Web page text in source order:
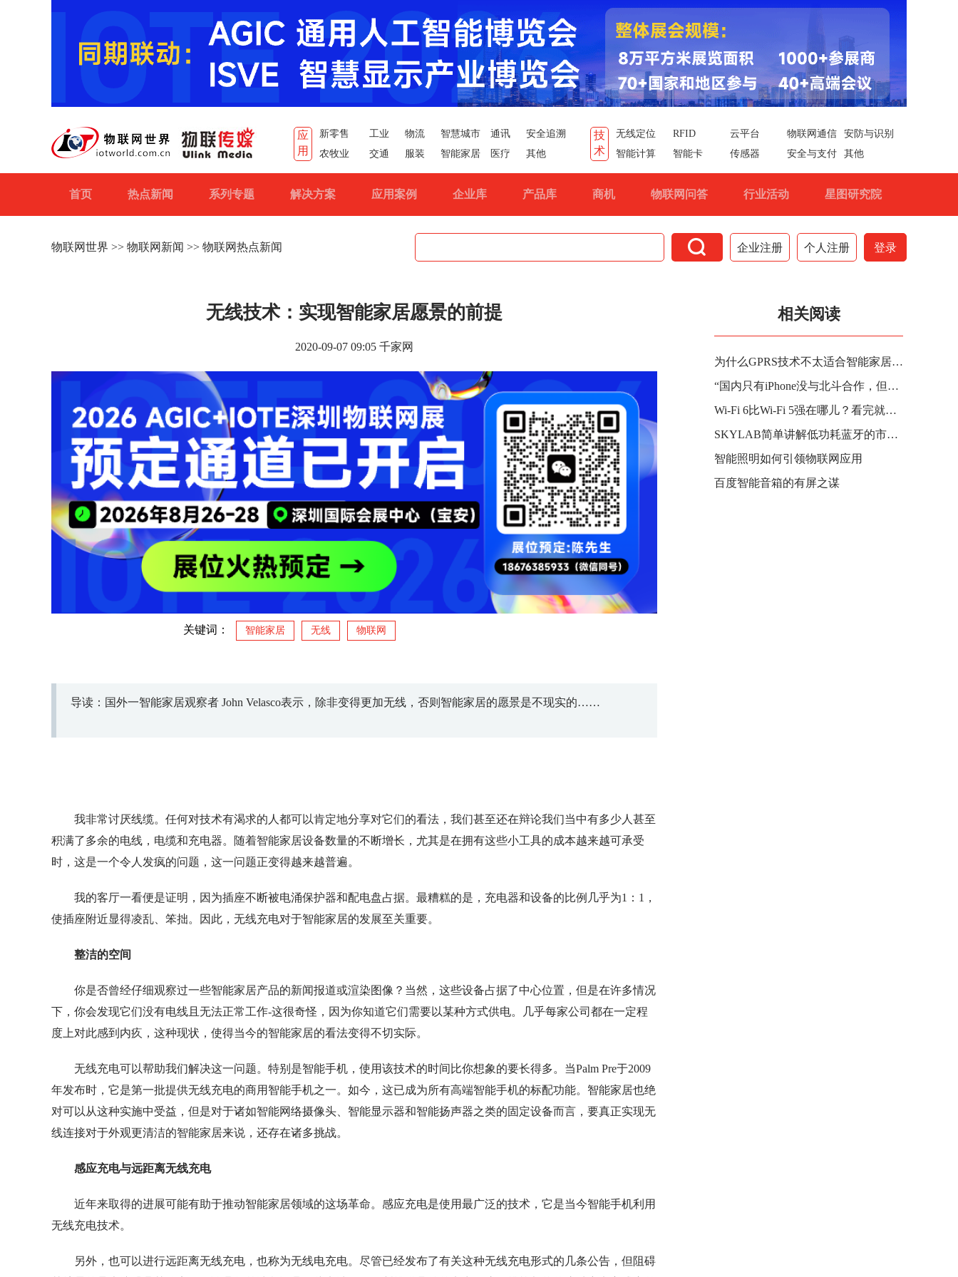
应
用
新零售 工业 物流 智慧城市 通讯
安全追溯
农牧业
交通 服装 智能家居 医疗 其他
技
术
无线定位 RFID 云平台 物联网通信
安防与识别
智能计算
智能卡 传感器 安全与支付 其他
首页 热点新闻 系列专题 解决方案 应用案例 企业库 产品库 商机 物联网问答 行业活动 星图研究院
物联网世界 >> 物联网新闻 >> 物联网热点新闻  企业注册 个人注册 登录
无线技术：实现智能家居愿景的前提
2020-09-07 09:05 千家网
关键词： 智能家居 无线 物联网
导读：国外一智能家居观察者 John Velasco表示，除非变得更加无线，否则智能家居的愿景是不现实的……
我非常讨厌线缆。任何对技术有渴求的人都可以肯定地分享对它们的看法，我们甚至还在辩论我们当中有多少人甚至
积满了多余的电线，电缆和充电器。随着智能家居设备数量的不断增长，尤其是在拥有这些小工具的成本越来越可承受
时，这是一个令人发疯的问题，这一问题正变得越来越普遍。
我的客厅一看便是证明，因为插座不断被电涌保护器和配电盘占据。最糟糕的是，充电器和设备的比例几乎为1：1，
使插座附近显得凌乱、笨拙。因此，无线充电对于智能家居的发展至关重要。
整洁的空间
你是否曾经仔细观察过一些智能家居产品的新闻报道或渲染图像？当然，这些设备占据了中心位置，但是在许多情况
下，你会发现它们没有电线且无法正常工作-这很奇怪，因为你知道它们需要以某种方式供电。几乎每家公司都在一定程
度上对此感到内疚，这种现状，使得当今的智能家居的看法变得不切实际。
无线充电可以帮助我们解决这一问题。特别是智能手机，使用该技术的时间比你想象的要长得多。当Palm Pre于2009
年发布时，它是第一批提供无线充电的商用智能手机之一。如今，这已成为所有高端智能手机的标配功能。智能家居也绝
对可以从这种实施中受益，但是对于诸如智能网络摄像头、智能显示器和智能扬声器之类的固定设备而言，要真正实现无
线连接对于外观更清洁的智能家居来说，还存在诸多挑战。
感应充电与远距离无线充电
近年来取得的进展可能有助于推动智能家居领域的这场革命。感应充电是使用最广泛的技术，它是当今智能手机利用
无线充电技术。
另外，也可以进行远距离无线充电，也称为无线电充电。尽管已经发布了有关这种无线充电形式的几条公告，但阻碍
相关阅读
为什么GPRS技术不太适合智能家居使用？
“国内只有iPhone没与北斗合作，但他们早晚会用”
Wi-Fi 6比Wi-Fi 5强在哪儿？看完就知道
SKYLAB简单讲解低功耗蓝牙的市场应用
智能照明如何引领物联网应用
百度智能音箱的有屏之谋